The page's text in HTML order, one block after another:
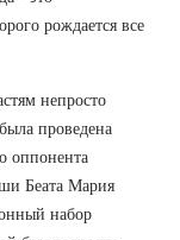
рождается все
непросто
проведена
оппонента
Беата Мария
набор